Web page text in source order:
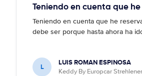
Teniendo en cuenta que he
Teniendo en cuenta que he
debe ser porque hasta ahora ha
L LUIS ROMAN ESPINOSA
Keddy By Europcar